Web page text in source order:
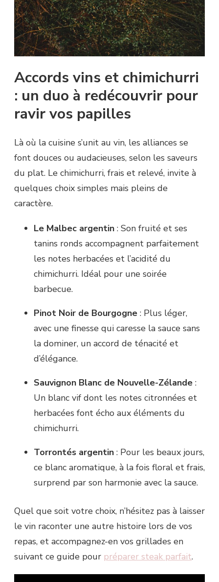
Accords vins et chimichurri
: un duo à redécouvrir pour
ravir vos papilles
Là où la cuisine s’unit au vin, les alliances se
font douces ou audacieuses, selon les saveurs
du plat. Le chimichurri, frais et relevé, invite à
quelques choix simples mais pleins de
caractère.
Le Malbec argentin : Son fruité et ses
tanins ronds accompagnent parfaitement
les notes herbacées et l’acidité du
chimichurri. Idéal pour une soirée
barbecue.
Pinot Noir de Bourgogne : Plus léger,
avec une finesse qui caresse la sauce sans
la dominer, un accord de ténacité et
d’élégance.
Sauvignon Blanc de Nouvelle-Zélande :
Un blanc vif dont les notes citronnées et
herbacées font écho aux éléments du
chimichurri.
Torrontés argentin : Pour les beaux jours,
ce blanc aromatique, à la fois floral et frais,
surprend par son harmonie avec la sauce.
Quel que soit votre choix, n’hésitez pas à laisser
le vin raconter une autre histoire lors de vos
repas, et accompagnez-en vos grillades en
suivant ce guide pour préparer steak parfait.